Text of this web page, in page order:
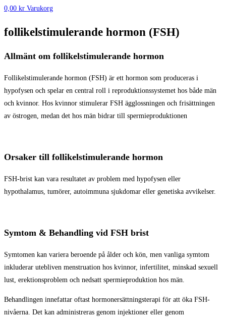
0,00 kr Varukorg
follikelstimulerande hormon (FSH)
Allmänt om follikelstimulerande hormon
Follikelstimulerande hormon (FSH) är ett hormon som produceras i
hypofysen och spelar en central roll i reproduktionssystemet hos både män
och kvinnor. Hos kvinnor stimulerar FSH ägglossningen och frisättningen
av östrogen, medan det hos män bidrar till spermieproduktionen
Orsaker till follikelstimulerande hormon
FSH-brist kan vara resultatet av problem med hypofysen eller
hypothalamus, tumörer, autoimmuna sjukdomar eller genetiska avvikelser.
Symtom & Behandling vid FSH brist
Symtomen kan variera beroende på ålder och kön, men vanliga symtom
inkluderar utebliven menstruation hos kvinnor, infertilitet, minskad sexuell
lust, erektionsproblem och nedsatt spermieproduktion hos män.
Behandlingen innefattar oftast hormonersättningsterapi för att öka FSH-
nivåerna. Det kan administreras genom injektioner eller genom